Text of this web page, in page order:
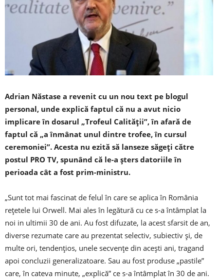
Adrian Năstase a revenit cu un nou text pe blogul
personal, unde explică faptul că nu a avut nicio
implicare în dosarul „Trofeul Calităţii”, în afară de
faptul că „a înmânat unul dintre trofee, în cursul
ceremoniei”. Acesta nu ezită să lanseze săgeţi către
postul PRO TV, spunând că le-a şters datoriile în
perioada cât a fost prim-ministru.
„Sunt tot mai fascinat de felul în care se aplica în România
rețetele lui Orwell. Mai ales în legătură cu ce s-a întâmplat la
noi in ultimii 30 de ani. Au fost difuzate, la acest sfarsit de an,
diverse rezumate care au prezentat selectiv, subiectiv și, de
multe ori, tendențios, unele secvențe din acești ani, tragand
apoi concluzii generalizatoare. Sau au fost produse „pastile”
care, în cateva minute, „explică” ce s-a întâmplat în 30 de ani.